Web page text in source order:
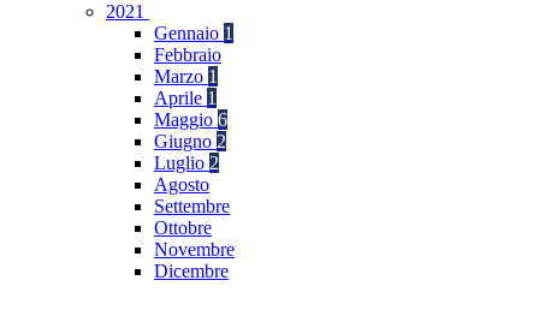
2021
Gennaio 1
Febbraio
Marzo 1
Aprile 1
Maggio 6
Giugno 2
Luglio 2
Agosto
Settembre
Ottobre
Novembre
Dicembre